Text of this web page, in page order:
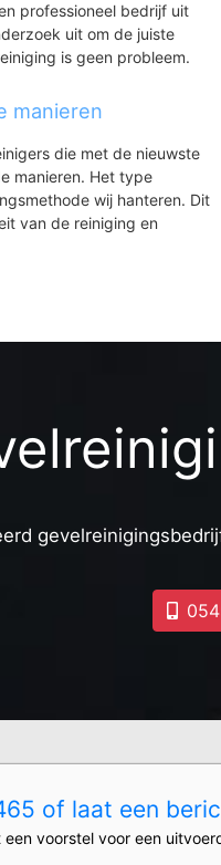
professioneel bedrijf uit
uit om de juiste
is geen probleem.
manieren
die met de nieuwste
manieren. Het type
wij hanteren. Dit
van de reiniging en
of laat een
een voorstel voor een